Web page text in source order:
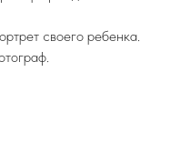
своего ребенка.